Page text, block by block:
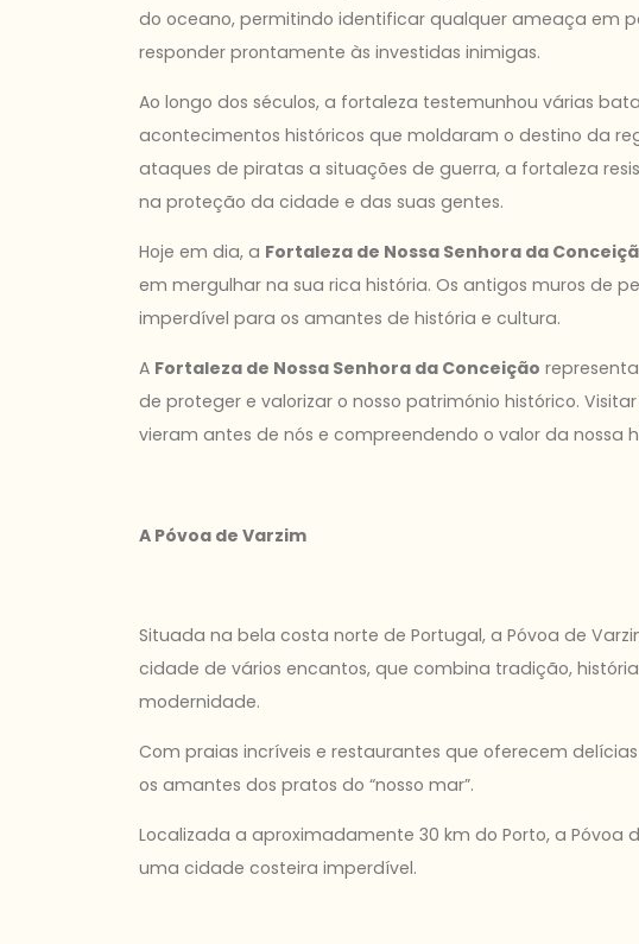
do oceano, permitindo identificar qualquer ameaça em
responder prontamente às investidas inimigas.
Ao longo dos séculos, a fortaleza testemunhou várias
acontecimentos históricos que moldaram o destino da
ataques de piratas a situações de guerra, a fortaleza
na proteção da cidade e das suas gentes.
Hoje em dia, a Fortaleza de Nossa Senhora da
em mergulhar na sua rica história. Os antigos muros de
imperdível para os amantes de história e cultura.
A Fortaleza de Nossa Senhora da Conceição
de proteger e valorizar o nosso património histórico.
vieram antes de nós e compreendendo o valor da nossa
A Póvoa de Varzim
Situada na bela costa norte de Portugal, a Póvoa de
cidade de vários encantos, que combina tradição,
modernidade.
Com praias incríveis e restaurantes que oferecem
os amantes dos pratos do “nosso mar”.
Localizada a aproximadamente 30 km do Porto, a Póvoa
uma cidade costeira imperdível.